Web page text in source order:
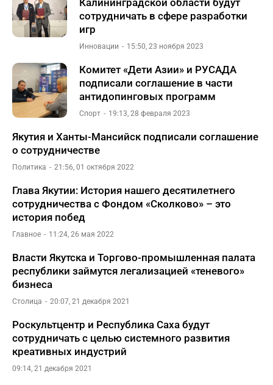
Калининградской области будут
сотрудничать в сфере разработки
игр
Инновации 15:50, 23 ноября 2023
Комитет «Дети Азии» и РУСАДА
подписали соглашение в части
антидопинговых программ
Спорт 19:13, 28 февраля 2023
Якутия и Ханты-Мансийск подписали соглашение
о сотрудничестве
Политика 21:56, 01 октября 2022
Глава Якутии: История нашего десятилетнего
сотрудничества с Фондом «Сколково» – это
история побед
Главное 11:24, 26 мая 2022
Власти Якутска и Торгово-промышленная палата
республики займутся легализацией «теневого»
бизнеса
Столица 20:07, 21 декабря 2021
Роскультцентр и Республика Саха будут
сотрудничать с целью системного развития
креативных индустрий
09:14, 21 декабря 2021